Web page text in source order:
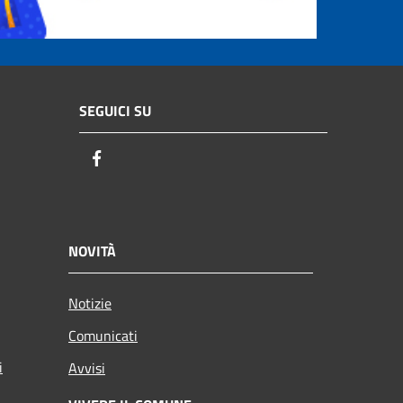
SEGUICI SU
NOVITÀ
Notizie
Comunicati
Avvisi